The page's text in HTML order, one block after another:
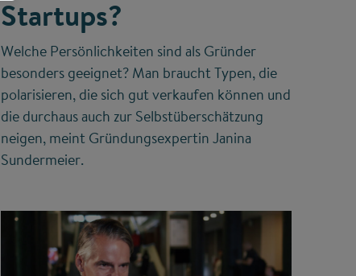
Startups?
Welche Persönlichkeiten sind als Gründer
besonders geeignet? Man braucht Typen, die
polarisieren, die sich gut verkaufen können und
die durchaus auch zur Selbstüberschätzung
neigen, meint Gründungsexpertin Janina
Sundermeier.